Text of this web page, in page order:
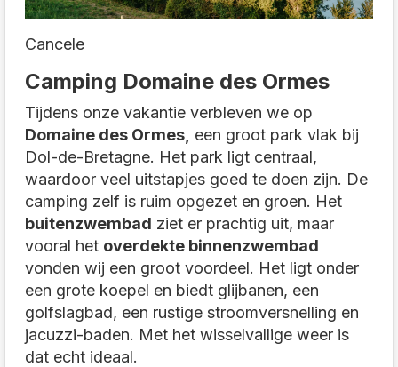
Cancele
Camping Domaine des Ormes
Tijdens onze vakantie verbleven we op
Domaine des Ormes, een groot park vlak bij
Dol-de-Bretagne. Het park ligt centraal,
waardoor veel uitstapjes goed te doen zijn. De
camping zelf is ruim opgezet en groen. Het
buitenzwembad ziet er prachtig uit, maar
vooral het overdekte binnenzwembad
vonden wij een groot voordeel. Het ligt onder
een grote koepel en biedt glijbanen, een
golfslagbad, een rustige stroomversnelling en
jacuzzi-baden. Met het wisselvallige weer is
dat echt ideaal.